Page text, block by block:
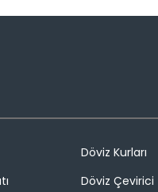
Döviz Kurları
Döviz Çevirici